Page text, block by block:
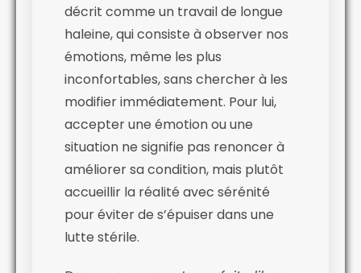
décrit comme un travail de longue
haleine, qui consiste à observer nos
émotions, même les plus
inconfortables, sans chercher à les
modifier immédiatement. Pour lui,
accepter une émotion ou une
situation ne signifie pas renoncer à
améliorer sa condition, mais plutôt
accueillir la réalité avec sérénité
pour éviter de s’épuiser dans une
lutte stérile.